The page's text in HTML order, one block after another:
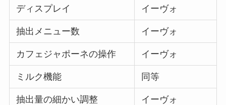
ディスプレイ イーヴォ
抽出メニュー数 イーヴォ
カフェジャポーネの操作 イーヴォ
ミルク機能 同等
抽出量の細かい調整 イーヴォ